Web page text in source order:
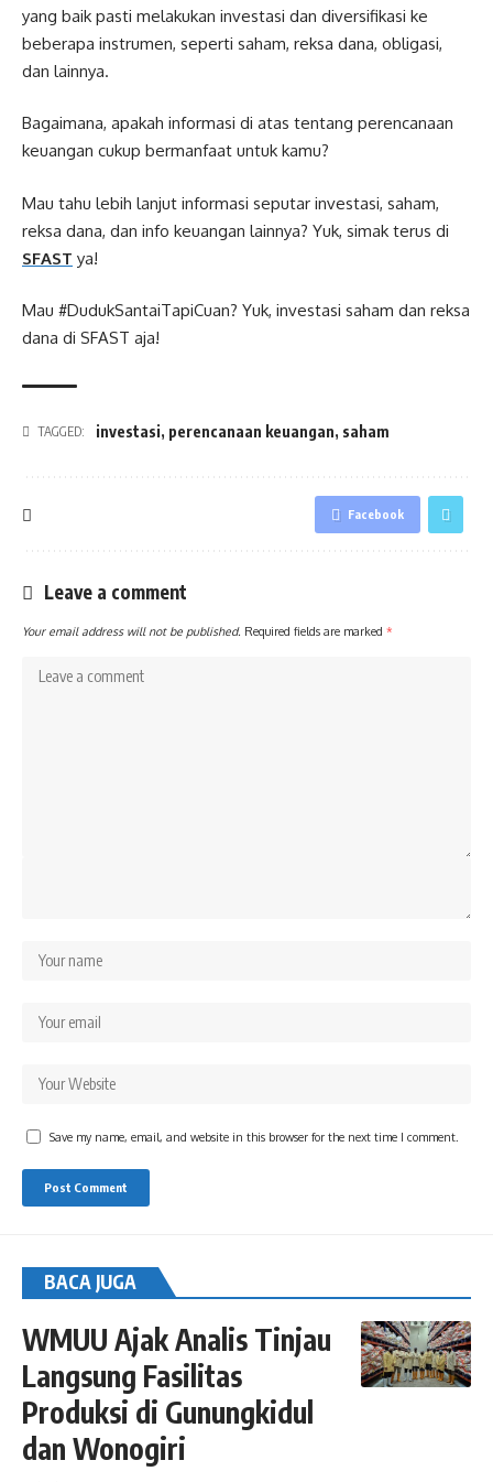
yang baik pasti melakukan investasi dan diversifikasi ke
beberapa instrumen, seperti saham, reksa dana, obligasi,
dan lainnya.
Bagaimana, apakah informasi di atas tentang perencanaan
keuangan cukup bermanfaat untuk kamu?
Mau tahu lebih lanjut informasi seputar investasi, saham,
reksa dana, dan info keuangan lainnya? Yuk, simak terus di
SFAST ya!
Mau #DudukSantaiTapiCuan? Yuk, investasi saham dan reksa
dana di SFAST aja!
TAGGED: investasi, perencanaan keuangan, saham
Facebook
Leave a comment
Your email address will not be published. Required fields are marked *
Save my name, email, and website in this browser for the next time I comment.
BACA JUGA
WMUU Ajak Analis Tinjau
Langsung Fasilitas
Produksi di Gunungkidul
dan Wonogiri